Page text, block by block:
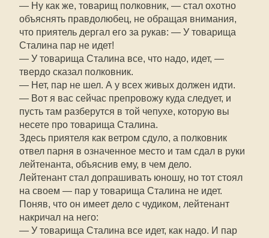
— Ну как же, товарищ полковник, — стал охотно
объяснять правдолюбец, не обращая внимания,
что приятель дергал его за рукав: — У товарища
Сталина пар не идет!
— У товарища Сталина все, что надо, идет, —
твердо сказал полковник.
— Нет, пар не шел. А у всех живых должен идти.
— Вот я вас сейчас препровожу куда следует, и
пусть там разберутся в той чепухе, которую вы
несете про товарища Сталина.
Здесь приятеля как ветром сдуло, а полковник
отвел парня в означенное место и там сдал в руки
лейтенанта, объяснив ему, в чем дело.
Лейтенант стал допрашивать юношу, но тот стоял
на своем — пар у товарища Сталина не идет.
Поняв, что он имеет дело с чудиком, лейтенант
накричал на него:
— У товарища Сталина все идет, как надо. И пар